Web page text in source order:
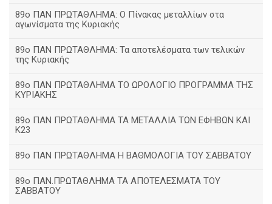
89ο ΠΑΝ ΠΡΩΤΑΘΛΗΜΑ: Ο Πίνακας μεταλλίων στα
αγωνίσματα της Κυριακής
89ο ΠΑΝ ΠΡΩΤΑΘΛΗΜΑ: Τα αποτελέσματα των τελικών
της Κυριακής
89ο ΠΑΝ ΠΡΩΤΑΘΛΗΜΑ ΤΟ ΩΡΟΛΟΓΙΟ ΠΡΟΓΡΑΜΜΑ ΤΗΣ
ΚΥΡΙΑΚΗΣ
89ο ΠΑΝ ΠΡΩΤΑΘΛΗΜΑ ΤΑ ΜΕΤΑΛΛΙΑ ΤΩΝ ΕΦΗΒΩΝ ΚΑΙ
Κ23
89ο ΠΑΝ ΠΡΩΤΑΘΛΗΜΑ Η ΒΑΘΜΟΛΟΓΙΑ ΤΟΥ ΣΑΒΒΑΤΟΥ
89ο ΠΑΝ.ΠΡΩΤΑΘΛΗΜΑ ΤΑ ΑΠΟΤΕΛΕΣΜΑΤΑ ΤΟΥ
ΣΑΒΒΑΤΟΥ